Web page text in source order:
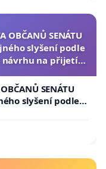
OBČANŮ SENÁTU
slyšení podle
návrhu na přijetí
SENÁTU
slyšení podle §
na přijetí